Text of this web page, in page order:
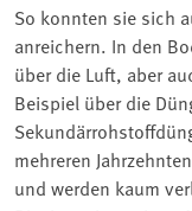
So konnten sie sich
anreichern. In den
über die Luft, aber
Beispiel über die
mehreren
und werden kaum